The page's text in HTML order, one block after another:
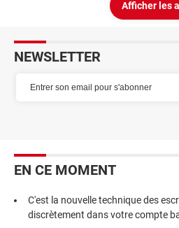
Afficher les
NEWSLETTER
EN CE MOMENT
C'est la nouvelle technique des
discrètement dans votre compte